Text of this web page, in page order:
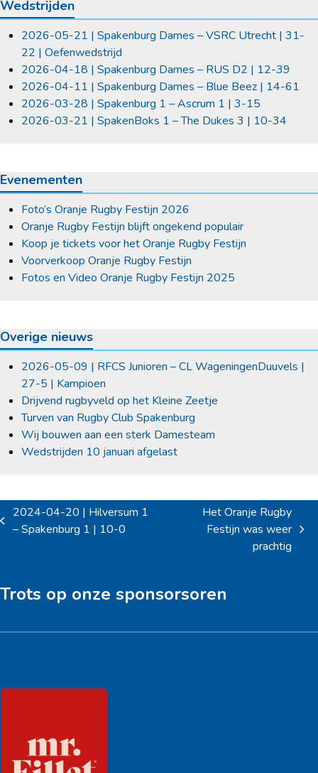
Wedstrijden
2026-05-21 | Spakenburg Dames – VSRC Utrecht | 31-
22 | Oefenwedstrijd
2026-04-18 | Spakenburg Dames – RUS D2 | 12-39
2026-04-11 | Spakenburg Dames – Blue Beez | 14-61
2026-03-28 | Spakenburg 1 – Ascrum 1 | 3-15
2026-03-21 | SpakenBoks 1 – The Dukes 3 | 10-34
Evenementen
Foto’s Oranje Rugby Festijn 2026
Oranje Rugby Festijn blijft ongekend populair
Koop je tickets voor het Oranje Rugby Festijn
Voorverkoop Oranje Rugby Festijn
Fotos en Video Oranje Rugby Festijn 2025
Overige nieuws
2026-05-09 | RFCS Junioren – CL WageningenDuuvels |
27-5 | Kampioen
Drijvend rugbyveld op het Kleine Zeetje
Turven van Rugby Club Spakenburg
Wij bouwen aan een sterk Damesteam
Wedstrijden 10 januari afgelast
previous
2024-04-20 | Hilversum 1
– Spakenburg 1 | 10-0
Het Oranje Rugby
Festijn was weer
prachtig
Trots op onze sponsorsoren